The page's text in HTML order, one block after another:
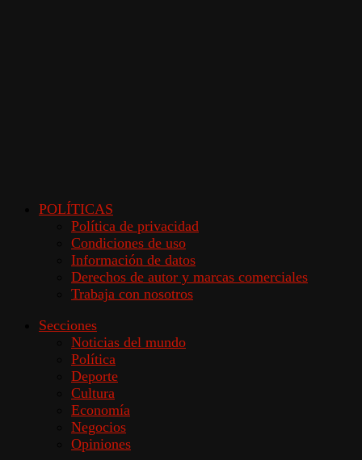
POLÍTICAS
Política de privacidad
Condiciones de uso
Información de datos
Derechos de autor y marcas comerciales
Trabaja con nosotros
Secciones
Noticias del mundo
Política
Deporte
Cultura
Economía
Negocios
Opiniones